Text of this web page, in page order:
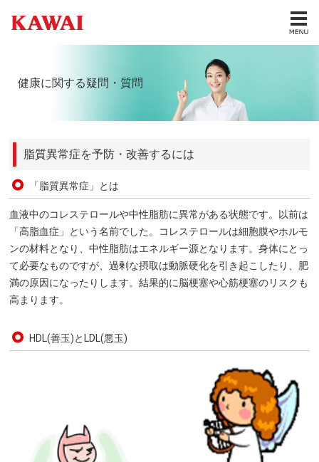
健康に関する疑問・質問
脂質異常症を予防・改善するには
「脂質異常症」とは
血液中のコレステロールや中性脂肪に異常がある状態です。以前は
「高脂血症」という名前でした。コレステロールは細胞膜やホルモ
ンの材料となり、中性脂肪はエネルギー源となります。身体にとっ
て必要なものですが、過剰な摂取は動脈硬化を引き起こしたり、肥
満の原因になったりします。結果的に脳梗塞や心筋梗塞のリスクも
高まります。
HDL(善玉)とLDL(悪玉)